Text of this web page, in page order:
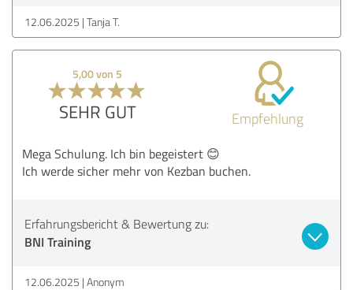
12.06.2025 Tanja T.
5,00 von 5
SEHR GUT Empfehlung
Mega Schulung. Ich bin begeistert 😊
Ich werde sicher mehr von Kezban buchen.
Erfahrungsbericht & Bewertung zu:
BNI Training
12.06.2025 Anonym